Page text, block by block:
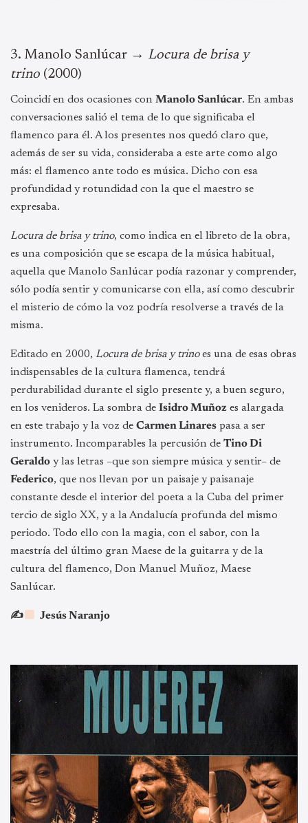
3.⁠ ⁠Manolo Sanlúcar → Locura de brisa y
trino (2000)
Coincidí en dos ocasiones con Manolo Sanlúcar. En ambas
conversaciones salió el tema de lo que significaba el
flamenco para él. A los presentes nos quedó claro que,
además de ser su vida, consideraba a este arte como algo
más: el flamenco ante todo es música. Dicho con esa
profundidad y rotundidad con la que el maestro se
expresaba.
Locura de brisa y trino, como indica en el libreto de la obra,
es una composición que se escapa de la música habitual,
aquella que Manolo Sanlúcar podía razonar y comprender,
sólo podía sentir y comunicarse con ella, así como descubrir
el misterio de cómo la voz podría resolverse a través de la
misma.
Editado en 2000, Locura de brisa y trinoes una de esas obras
indispensables de la cultura flamenca, tendrá
perdurabilidad durante el siglo presente y, a buen seguro,
en los venideros. La sombra de Isidro Muñoz es alargada
en este trabajo y la voz de Carmen Linares pasa a ser
instrumento. Incomparables la percusión de Tino Di
Geraldo y las letras –que son siempre música y sentir– de
Federico, que nos llevan por un paisaje y paisanaje
constante desde el interior del poeta a la Cuba del primer
tercio de siglo XX, y a la Andalucía profunda del mismo
periodo. Todo ello con la magia, con el sabor, con la
maestría del último gran Maese de la guitarra y de la
cultura del flamenco, Don Manuel Muñoz, Maese
Sanlúcar.
✍ Jesús Naranjo